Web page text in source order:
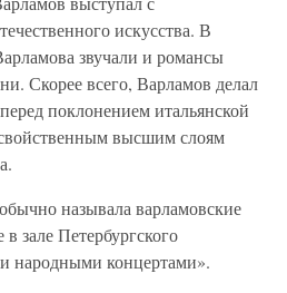
искусства. В
звучали и романсы
Скорее всего, Варламов делал
поклонением итальянской
высшим слоям
называла варламовские
зале Петербургского
народными концертами».